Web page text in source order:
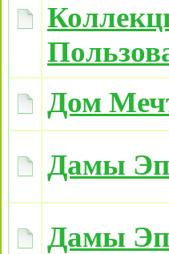
Дом
Дамы
Дамы